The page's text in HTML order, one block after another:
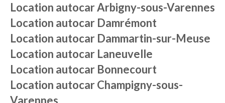
Location autocarArbigny-sous-Varennes
Location autocar Damrémont
Location autocar Dammartin-sur-Meuse
Location autocar Laneuvelle
Location autocar Bonnecourt
Location autocarChampigny-sous-
Varennes